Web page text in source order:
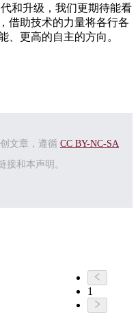
和升级，我们更期待能看
借助技术的力量将各行各
、更高的自主的方向。
文章，遵循 CC BY-NC-SA
接和本声明。
1